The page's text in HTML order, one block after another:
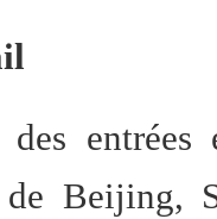
Beijing,